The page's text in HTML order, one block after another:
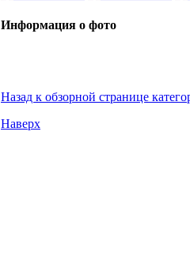
Информация о фото
Назад к обзорной странице
Наверх